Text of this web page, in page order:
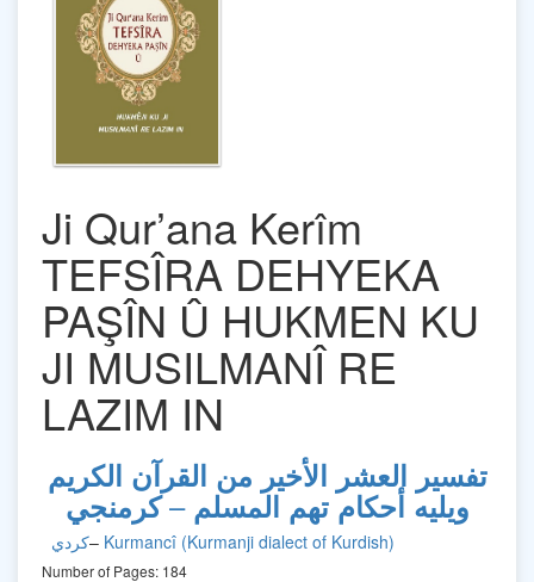
Ji Qur’ana Kerîm
TEFSÎRA DEHYEKA
PAŞÎN Û HUKMEN KU
JI MUSILMANÎ RE
LAZIM IN
تفسير العشر الأخير من القرآن الكريم
ويليه أحكام تهم المسلم –كرمنجي
كردي– Kurmancî (Kurmanji dialect of Kurdish)
Number of Pages: 184